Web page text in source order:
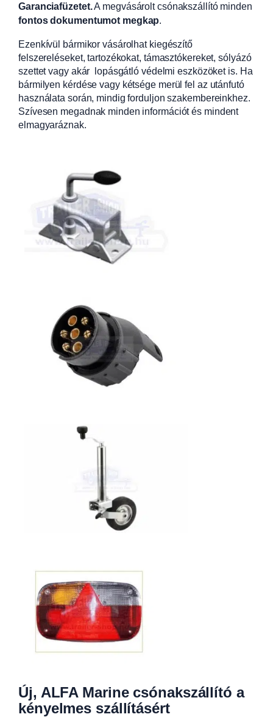
Garanciafüzetet.A megvásárolt csónakszállító minden
fontos dokumentumot megkap.
Ezenkívül bármikor vásárolhat kiegészítő
felszereléseket, tartozékokat, támasztókereket, sólyázó
szettet vagy akár lopásgátló védelmi eszközöket is. Ha
bármilyen kérdése vagy kétsége merül fel az utánfutó
használata során, mindig forduljon szakembereinkhez.
Szívesen megadnak minden információt és mindent
elmagyaráznak.
Új, ALFA Marine csónakszállító a
kényelmes szállításért